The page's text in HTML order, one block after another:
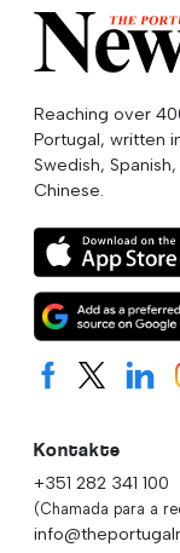
Reaching over
Portugal, written
Swedish,
Chinese.
Kontakte
+351 282 341 100
(Chamada para a